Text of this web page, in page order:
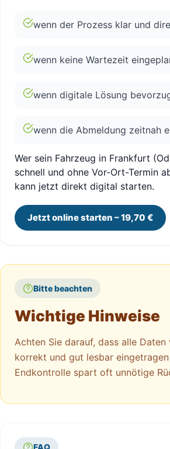
wenn der Prozess klar und
wenn keine Wartezeit
wenn digitale Lösung
wenn die Abmeldung zeitnah
Wer sein Fahrzeug in Frankfurt
schnell und ohne Vor-Ort-Termin
kann jetzt direkt digital starten.
Jetzt online starten – 19,70 €
Bitte beachten
Wichtige Hinweise
Achten Sie darauf, dass alle Daten
korrekt und gut lesbar
Endkontrolle spart oft unnötige
FAQ